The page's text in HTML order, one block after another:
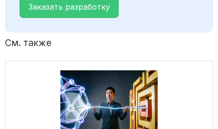
Заказать разработку
См. также